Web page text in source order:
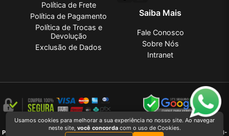
Política de Frete
Política de Pagamento
Política de Trocas e
Devolução
Exclusão de Dados
Saiba Mais
Fale Conosco
Sobre Nós
Intranet
PRAGLIOLI AUTO PEÇAS LTDA 2026 CREATED BYVAAPT
PRAGLIOLI AUTO PEÇAS LTDAé uma empresa inscrita no CNPJ27.381.736/0001-
Usamos cookies para melhorar a sua experiência no nosso site. Ao navegar
neste site, você concordacom o uso de Cookies.